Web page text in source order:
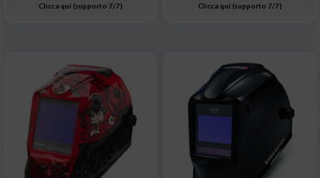
Clicca qui (supporto 7/7)
Clicca qui (supporto 7/7)